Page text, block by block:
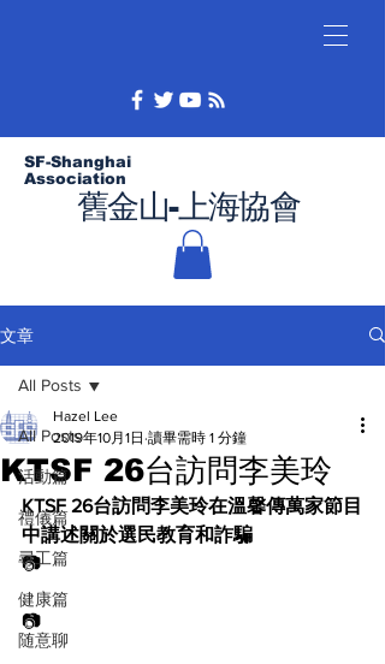
舊金山-上海協會
SF-Shanghai
Association
文章
All Posts
活動篇
禮儀篇
尋工篇
健康篇
随意聊
All Posts
KTSF 26台訪問李美玲
Hazel Lee
2019年10月1日 讀畢需時 1 分鐘
KTSF 26台訪問李美玲在溫馨傳萬家節目
中講述關於選民教育和詐騙
📷
📷